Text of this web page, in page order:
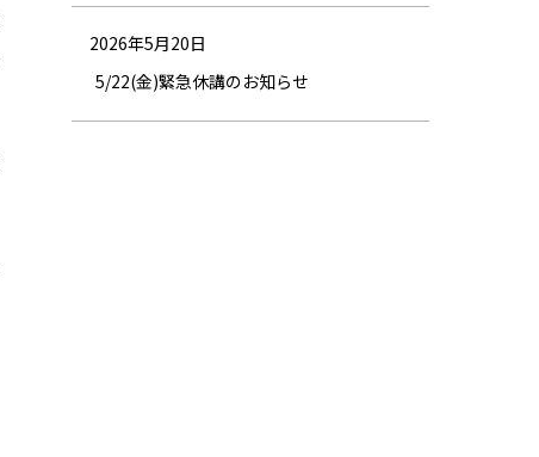
2026年5月20日
5/22(金)緊急休講のお知らせ